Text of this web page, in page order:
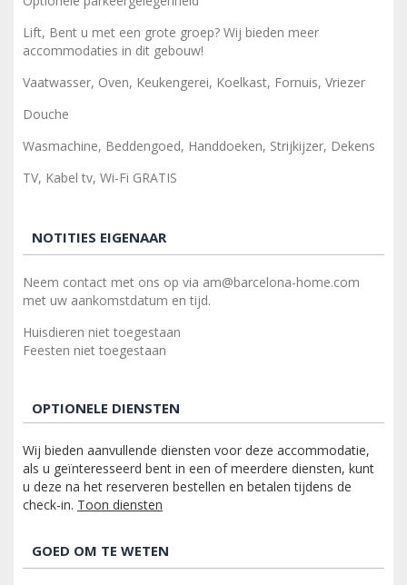
Lift, Bent u met een grote groep? Wij bieden meer
accommodaties in dit gebouw!
Vaatwasser, Oven, Keukengerei, Koelkast, Fornuis, Vriezer
Douche
Wasmachine, Beddengoed, Handdoeken, Strijkijzer, Dekens
TV, Kabel tv, Wi-Fi GRATIS
NOTITIES EIGENAAR
Neem contact met ons op via am@barcelona-home.com
met uw aankomstdatum en tijd.
Huisdieren niet toegestaan
Feesten niet toegestaan
OPTIONELE DIENSTEN
Wij bieden aanvullende diensten voor deze accommodatie,
als u geïnteresseerd bent in een of meerdere diensten, kunt
u deze na het reserveren bestellen en betalen tijdens de
check-in. Toon diensten
GOED OM TE WETEN